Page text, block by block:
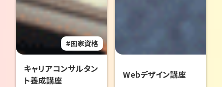
キャリアコンサルタン
ト養成講座
国家資格
Webデザイン講座